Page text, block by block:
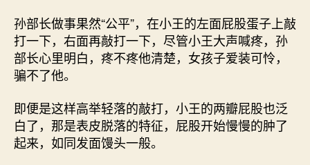
孙部长做事果然“公平”，在小王的左面屁股蛋子上敲
打一下，右面再敲打一下，尽管小王大声喊疼，孙
部长心里明白，疼不疼他清楚，女孩子爱装可怜，
骗不了他。
即便是这样高举轻落的敲打，小王的两瓣屁股也泛
白了，那是表皮脱落的特征，屁股开始慢慢的肿了
起来，如同发面馒头一般。